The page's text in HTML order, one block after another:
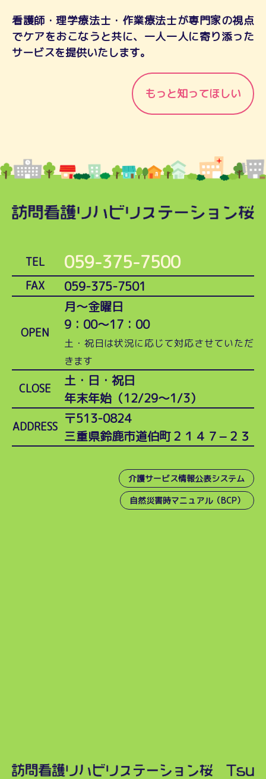
看護師・理学療法士・作業療法士が専門家の視点
でケアをおこなうと共に、一人一人に寄り添った
サービスを提供いたします。
もっと知ってほしい
TEL 059-375-7500
FAX 059-375-7501
OPEN
月～金曜日
9：00～17：00
土・祝日は状況に応じて対応させていただ
きます
CLOSE
土・日・祝日
年末年始（12/29～1/3）
ADDRESS
〒513-0824
三重県鈴鹿市道伯町２１４７−２３
介護サービス情報公表システム
自然災害時マニュアル（BCP）